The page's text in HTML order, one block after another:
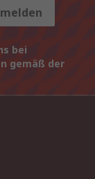
bei
gemäß der